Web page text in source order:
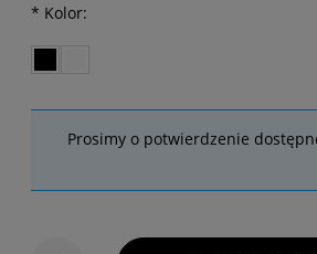
* Kolor:
Prosimy o potwierdzenie